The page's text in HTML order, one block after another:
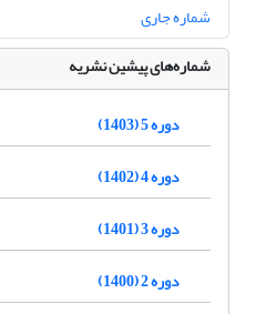
شماره جاری
شماره‌های پیشین نشریه
دوره 5 (1403)
دوره 4 (1402)
دوره 3 (1401)
دوره 2 (1400)